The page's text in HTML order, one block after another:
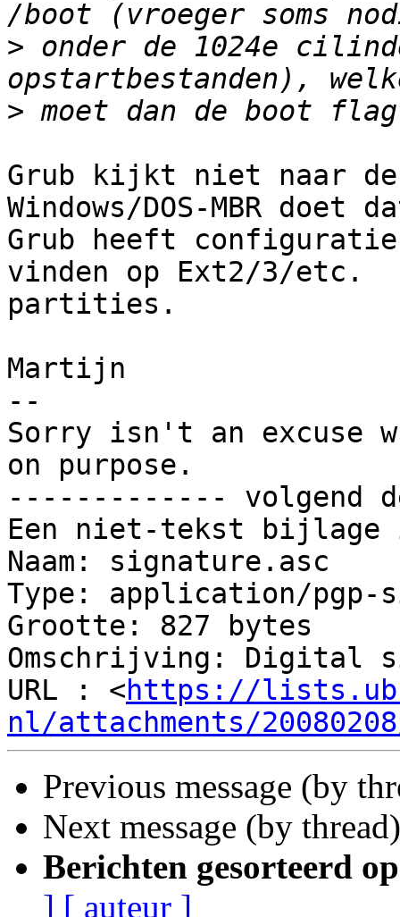
> onder de 1024e
>
Grub kijkt niet naar
Windows/DOS-MBR doet
Grub heeft
vinden op Ext2/3/etc.
partities.
Martijn
--
Sorry isn't an excuse
on purpose.
------------- volgend
Een niet-tekst
Naam: signature.asc
Type: application/pgp-
Grootte: 827 bytes
Omschrijving: Digital
URL : <https://
nl/attachments/
Previous message (by
Next message (by
Berichten gesorteerd
] [ auteur ]